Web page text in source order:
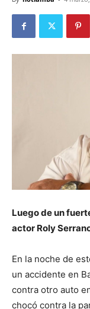
Luego de un
actor Roly
En la noche de
un accidente en
contra otro auto
chocó contra la